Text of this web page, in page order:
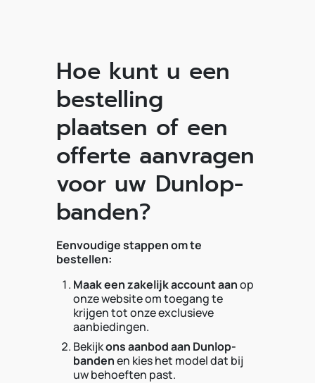
Hoe kunt u een
bestelling
plaatsen of een
offerte aanvragen
voor uw Dunlop-
banden?
Eenvoudige stappen om te
bestellen:
Maak een zakelijk account aanop
onze website om toegang te
krijgen tot onze exclusieve
aanbiedingen.
Bekijkons aanbod aan Dunlop-
bandenen kies het model dat bij
uw behoeften past.